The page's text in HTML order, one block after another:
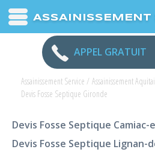
ASSAINISSEMENT
APPEL GRATUIT
Assainissement Service / Assainissement
Devis Fosse Septique Gironde
Devis Fosse Septique
Devis Fosse Septique Lignan-